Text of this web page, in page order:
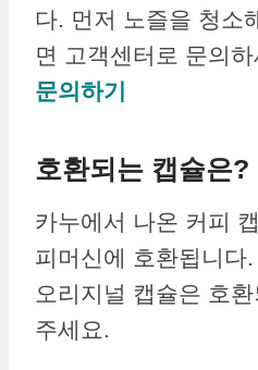
다. 먼저 노즐을 청소
면 고객센터로 문의
문의하기
호환되는 캡슐은?
카누에서 나온 커피
피머신에 호환됩니다
오리지널 캡슐은 호
주세요.